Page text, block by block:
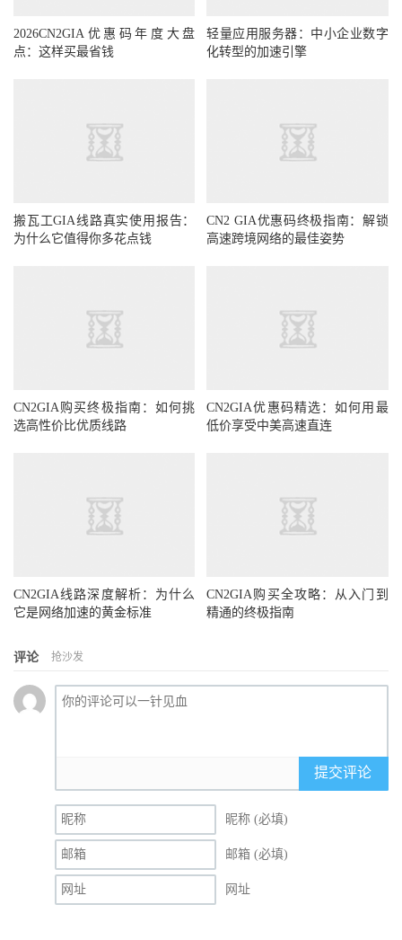
2026CN2GIA优惠码年度大盘
点：这样买最省钱
轻量应用服务器：中小企业数字
化转型的加速引擎
搬瓦工GIA线路真实使用报告：
为什么它值得你多花点钱
CN2 GIA优惠码终极指南：解锁
高速跨境网络的最佳姿势
CN2GIA购买终极指南：如何挑
选高性价比优质线路
CN2GIA优惠码精选：如何用最
低价享受中美高速直连
CN2GIA线路深度解析：为什么
它是网络加速的黄金标准
CN2GIA购买全攻略：从入门到
精通的终极指南
评论 抢沙发
提交评论
昵称 (必填)
邮箱 (必填)
网址